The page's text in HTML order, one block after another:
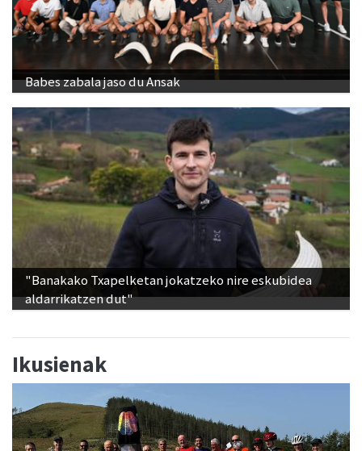
Babes zabala jaso du Ansak
"Banakako Txapelketan jokatzeko nire eskubidea
aldarrikatzen dut"
Ikusienak